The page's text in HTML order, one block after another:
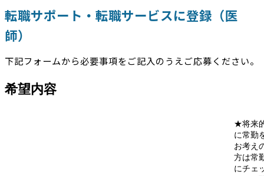
転職サポート・転職サービスに登録（医
師）
下記フォームから必要事項をご記入のうえご応募ください。
希望内容
★将来
に常勤
お考え
方は常
にチェ